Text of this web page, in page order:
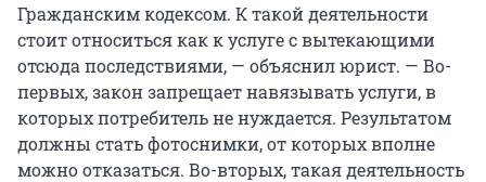
Гражданским кодексом. К такой деятельности
стоит относиться как к услуге с вытекающими
отсюда последствиями, — объяснил юрист. — Во-
первых, закон запрещает навязывать услуги, в
которых потребитель не нуждается. Результатом
должны стать фотоснимки, от которых вполне
можно отказаться. Во-вторых, такая деятельность